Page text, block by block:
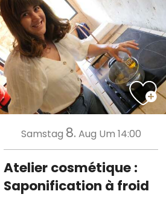
Samstag 8. Aug Um 14:00
Atelier cosmétique :
Saponification à froid